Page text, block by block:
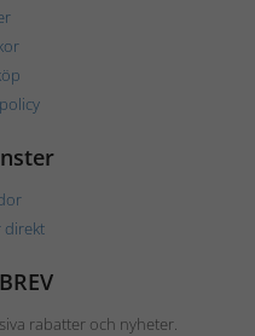
direkt
rabatter och nyheter.